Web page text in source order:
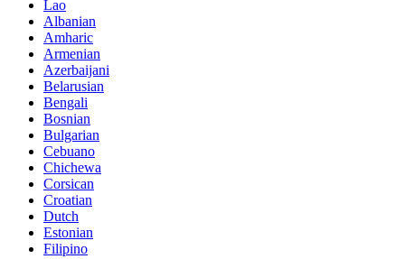
Lao
Albanian
Amharic
Armenian
Azerbaijani
Belarusian
Bengali
Bosnian
Bulgarian
Cebuano
Chichewa
Corsican
Croatian
Dutch
Estonian
Filipino